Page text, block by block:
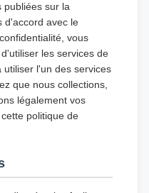
publiées sur la
d'accord avec le
vous
les services de
utiliser l'un des services
que nous collections,
légalement vos
politique de